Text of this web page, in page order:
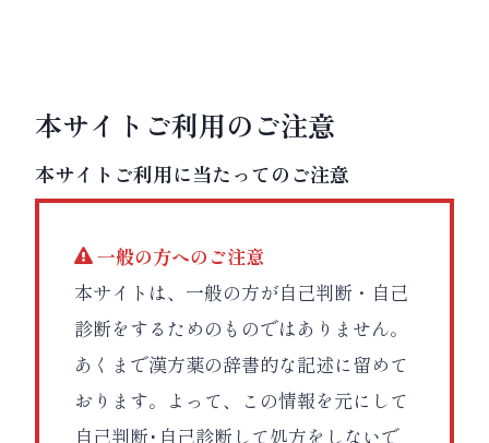
本サイトご利用のご注意
本サイトご利用に当たってのご注意
一般の方へのご注意
本サイトは、一般の方が自己判断・自己
診断をするためのものではありません。
あくまで漢方薬の辞書的な記述に留めて
おります。よって、この情報を元にして
自己判断･自己診断して処方をしないで